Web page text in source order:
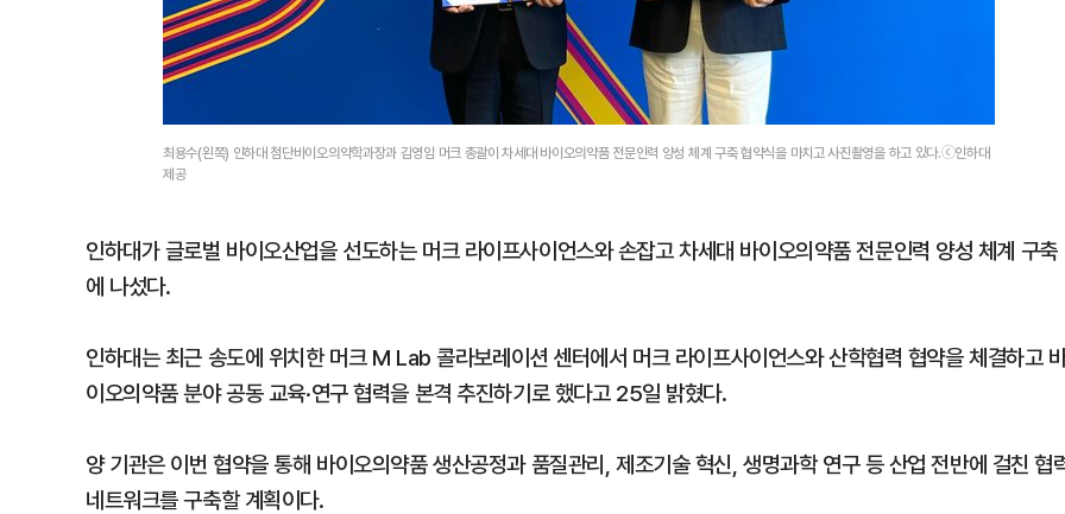
최용수(왼쪽) 인하대 첨단바이오의약학과장과 김영임 머크 총괄이 차세대 바이오의약품 전문인력 양성 체계 구축 협약식을 마치고 사진촬영을 하고 있다.ⓒ인하대
제공
인하대가 글로벌 바이오산업을 선도하는 머크 라이프사이언스와 손잡고 차세대 바이오의약품 전문인력 양성 체계 구축
에 나섰다.
인하대는 최근 송도에 위치한 머크 M Lab 콜라보레이션 센터에서 머크 라이프사이언스와 산학협력 협약을 체결하고
이오의약품 분야 공동 교육·연구 협력을 본격 추진하기로 했다고 25일 밝혔다.
양 기관은 이번 협약을 통해 바이오의약품 생산공정과 품질관리, 제조기술 혁신, 생명과학 연구 등 산업 전반에 걸친 협
네트워크를 구축할 계획이다.